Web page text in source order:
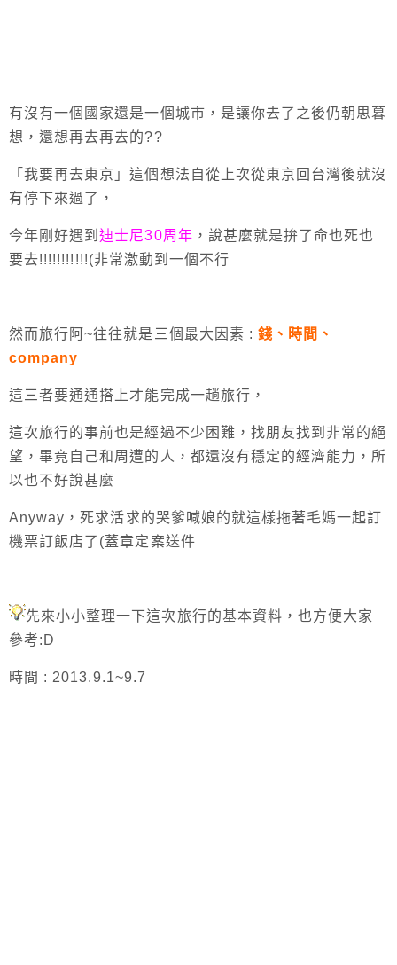
有沒有一個國家還是一個城市，是讓你去了之後仍朝思暮
想，還想再去再去的??
「我要再去東京」這個想法自從上次從東京回台灣後就沒
有停下來過了，
今年剛好遇到迪士尼30周年 ，說甚麼就是拚了命也死也
要去!!!!!!!!!!!(非常激動到一個不行
然而旅行阿~往往就是三個最大因素 : 錢、時間、
company
這三者要通通搭上才能完成一趟旅行，
這次旅行的事前也是經過不少困難，找朋友找到非常的絕
望，畢竟自己和周遭的人，都還沒有穩定的經濟能力，所
以也不好說甚麼
Anyway，死求活求的哭爹喊娘的就這樣拖著毛媽一起訂
機票訂飯店了(蓋章定案送件
先來小小整理一下這次旅行的基本資料，也方便大家
參考:D
時間 : 2013.9.1~9.7